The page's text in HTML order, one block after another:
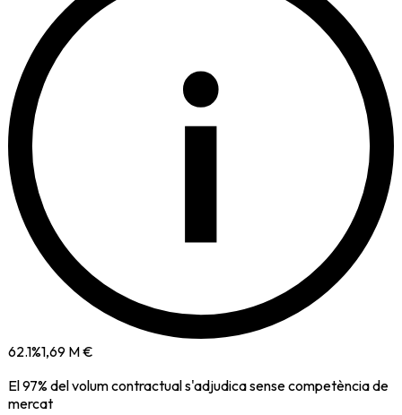
i
62.1%1,69 M €
El97% del volum contractual s'adjudica sense competència de
mercat